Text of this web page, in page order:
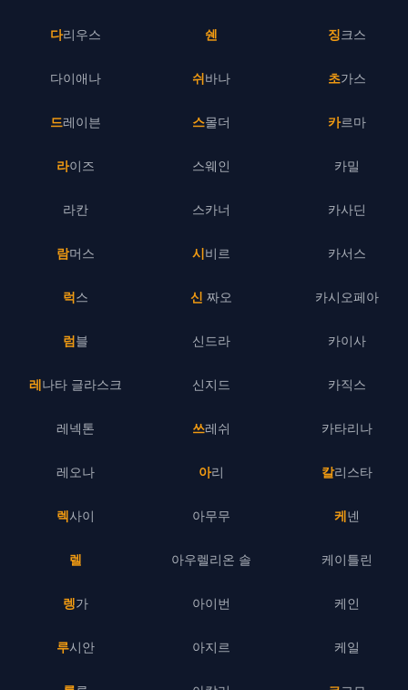
다리우스
다이애나
드레이븐
라이즈
라칸
람머스
럭스
럼블
레나타 글라스크
레넥톤
레오나
렉사이
렐
렝가
루시안
쉔
쉬바나
스몰더
스웨인
스카너
시비르
신 짜오
신드라
신지드
쓰레쉬
아리
아무무
아우렐리온 솔
아이번
아지르
징크스
초가스
카르마
카밀
카사딘
카서스
카시오페아
카이사
카직스
카타리나
칼리스타
케넨
케이틀린
케인
케일